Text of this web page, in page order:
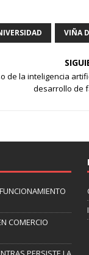
VIÑA
de la inteligencia
desarrollo de
COMERCIO